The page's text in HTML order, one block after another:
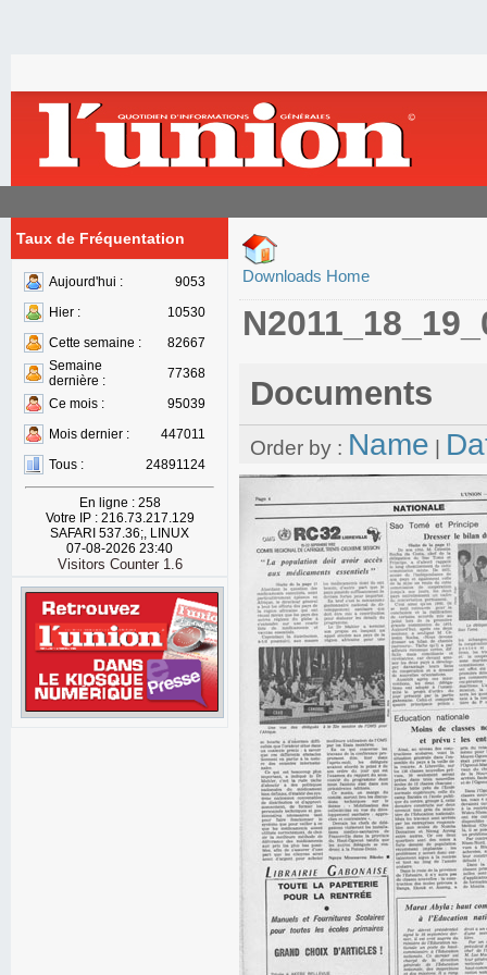
Taux de Fréquentation
Aujourd'hui :
9053
Hier :
10530
Cette semaine :
82667
Semaine
dernière :
77368
Ce mois :
95039
Mois dernier :
447011
Tous :
24891124
En ligne : 258
Votre IP : 216.73.217.129
SAFARI 537.36;, LINUX
07-08-2026 23:40
Visitors Counter 1.6
Downloads Home
Documents
Order by : Name